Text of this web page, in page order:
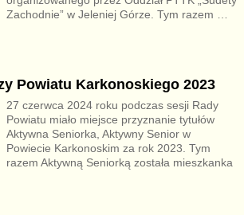
Zachodnie” w Jeleniej Górze. Tym razem …
Powiatu Karkonoskiego 2023
27 czerwca 2024 roku podczas sesji Rady
Powiatu miało miejsce przyznanie tytułów
Aktywna Seniorka, Aktywny Senior w
Powiecie Karkonoskim za rok 2023. Tym
razem Aktywną Seniorką została mieszkanka